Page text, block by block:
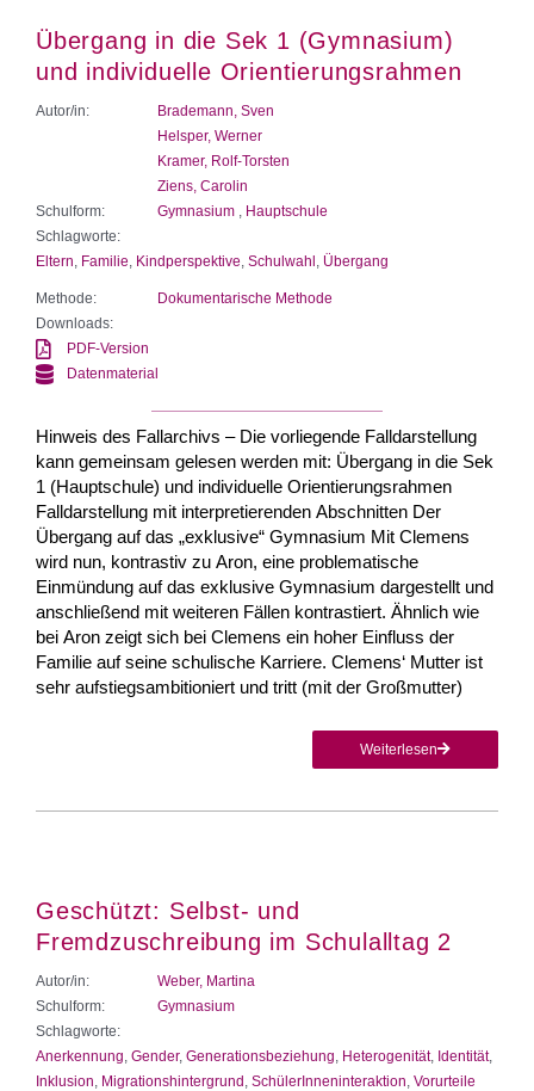
Übergang in die Sek 1 (Gymnasium)
und individuelle Orientierungsrahmen
Autor/in:
Brademann, Sven
Helsper, Werner
Kramer, Rolf-Torsten
Ziens, Carolin
Schulform:
Gymnasium
Hauptschule
Schlagworte:
Eltern Familie Kindperspektive Schulwahl Übergang
Methode:
Dokumentarische Methode
Downloads:
PDF-Version
Datenmaterial
Hinweis des Fallarchivs – Die vorliegende Falldarstellung
kann gemeinsam gelesen werden mit: Übergang in die Sek
1 (Hauptschule) und individuelle Orientierungsrahmen
Falldarstellung mit interpretierenden Abschnitten Der
Übergang auf das „exklusive“ Gymnasium Mit Clemens
wird nun, kontrastiv zu Aron, eine problematische
Einmündung auf das exklusive Gymnasium dargestellt und
anschließend mit weiteren Fällen kontrastiert. Ähnlich wie
bei Aron zeigt sich bei Clemens ein hoher Einfluss der
Familie auf seine schulische Karriere. Clemens‘ Mutter ist
sehr aufstiegsambitioniert und tritt (mit der Großmutter)
Weiterlesen
Geschützt: Selbst- und
Fremdzuschreibung im Schulalltag 2
Autor/in:
Weber, Martina
Schulform:
Gymnasium
Schlagworte:
Anerkennung Gender, Generationsbeziehung Heterogenität, Identität,
Inklusion Migrationshintergrund SchülerInneninteraktion Vorurteile